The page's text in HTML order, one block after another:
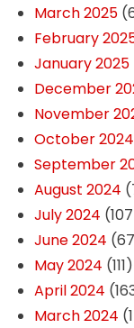
March 2025
February
January 2025
December
November
October 2024
September
August 2024
July 2024
June 2024
May 2024 (111)
April 2024
March 2024